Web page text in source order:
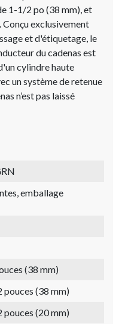
1-1/2 po (38 mm), et
exclusivement
et d'étiquetage, le
du cadenas est
cylindre haute
un système de retenue
n’est pas laissé
emballage
(38 mm)
pouces (38 mm)
pouces (20 mm)